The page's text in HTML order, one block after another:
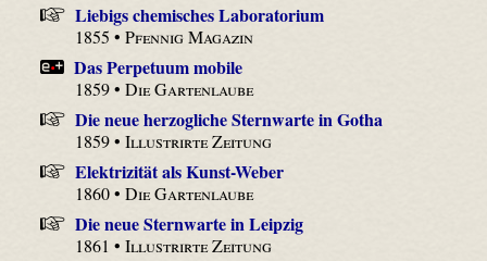
Liebigs chemisches Laboratorium
1855 •Pfennig Magazin
Das Perpetuum mobile
1859 •Die Gartenlaube
Die neue herzogliche Sternwarte in Gotha
1859 •Illustrirte Zeitung
Elektrizität als Kunst-Weber
1860 •Die Gartenlaube
Die neue Sternwarte in Leipzig
1861 •Illustrirte Zeitung